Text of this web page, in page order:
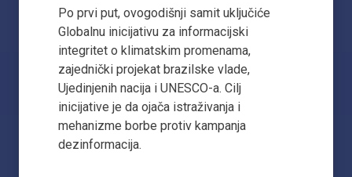
Po prvi put, ovogodišnji samit uključiće
Globalnu inicijativu za informacijski
integritet o klimatskim promenama,
zajednički projekat brazilske vlade,
Ujedinjenih nacija i UNESCO-a. Cilj
inicijative je da ojača istraživanja i
mehanizme borbe protiv kampanja
dezinformacija.